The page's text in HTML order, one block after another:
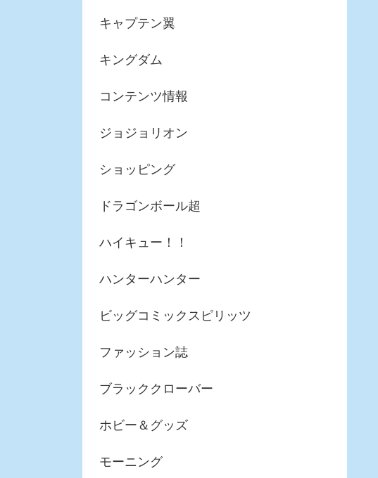
キャプテン翼
キングダム
コンテンツ情報
ジョジョリオン
ショッピング
ドラゴンボール超
ハイキュー！！
ハンターハンター
ビッグコミックスピリッツ
ファッション誌
ブラッククローバー
ホビー＆グッズ
モーニング